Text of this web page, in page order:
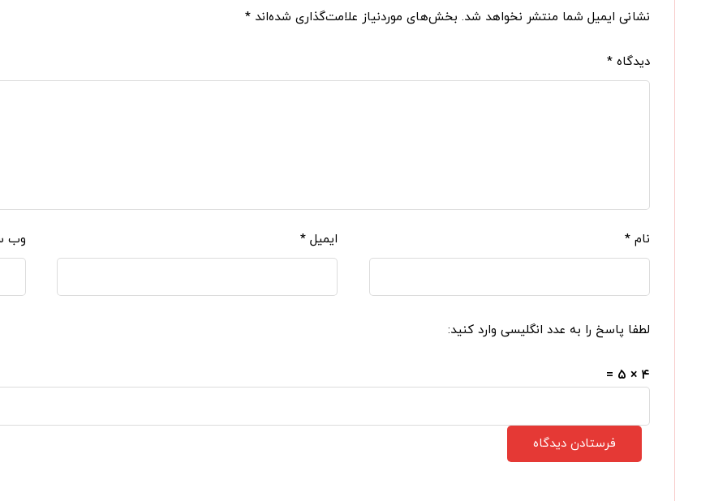
نشانی ایمیل شما منتشر نخواهد شد. بخش‌های موردنیاز علامت‌گذاری شده‌اند *
دیدگاه *
نام * ایمیل * وب‌
لطفا پاسخ را به عدد انگلیسی وارد کنید:
۴ × ۵ =